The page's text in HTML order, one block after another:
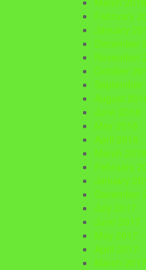
February
January
December
November
October
September
August
June 2018
May 2018
April 2018
March 2018
February
January
December
July 2017
June 2017
May 2017
April 2017
March 2017